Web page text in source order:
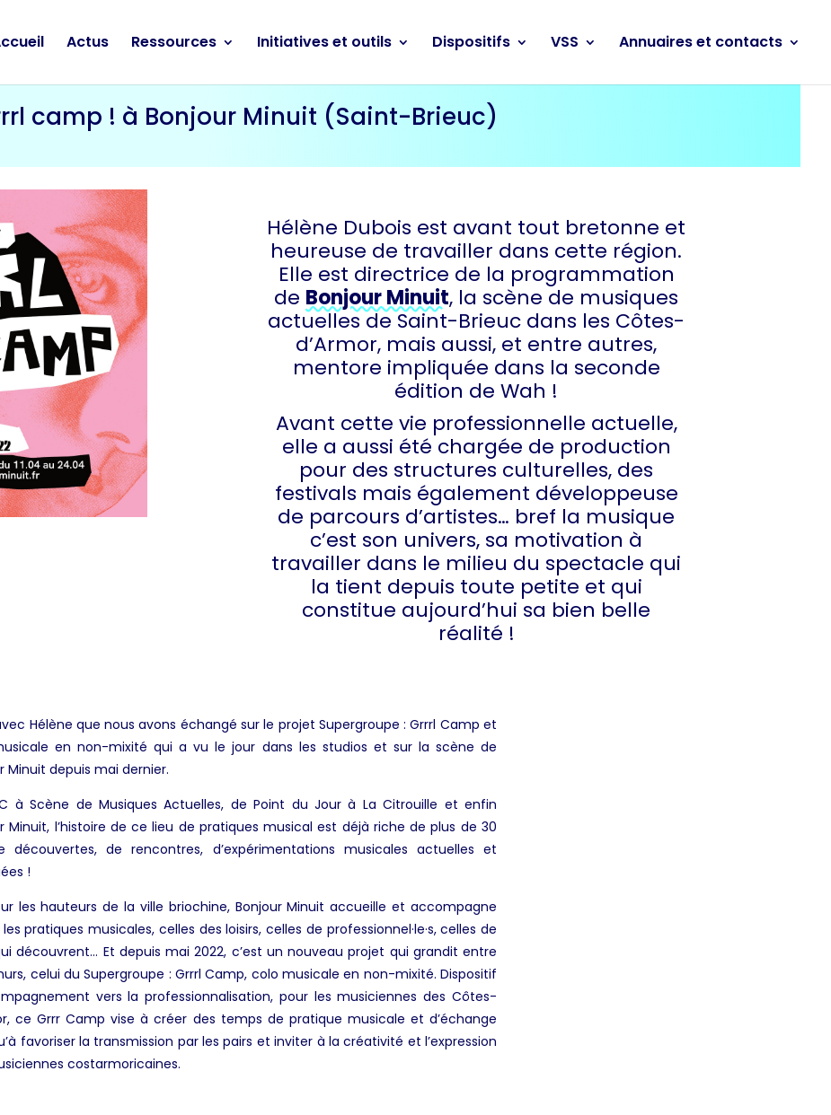
Actus Ressources Initiatives et outils Dispositifs VSS Annuaires et contacts
camp ! à Bonjour Minuit (Saint-Brieuc)
Hélène Dubois est avant tout bretonne et
heureuse de travailler dans cette région.
Elle est directrice de la programmation
de Bonjour Minuit, la scène de musiques
actuelles de Saint-Brieuc dans les Côtes-
d’Armor, mais aussi, et entre autres,
mentore impliquée dans la seconde
édition de Wah !
Avant cette vie professionnelle actuelle,
elle a aussi été chargée de production
pour des structures culturelles, des
festivals mais également développeuse
de parcours d’artistes… bref la musique
c’est son univers, sa motivation à
travailler dans le milieu du spectacle qui
la tient depuis toute petite et qui
constitue aujourd’hui sa bien belle
réalité !
Hélène que nous avons échangé sur le projet Supergroupe : Grrrl Camp et
en non-mixité qui a vu le jour dans les studios et sur la scène de
Minuit depuis mai dernier.
à Scène de Musiques Actuelles, de Point du Jour à La Citrouille et enfin
Minuit, l’histoire de ce lieu de pratiques musical est déjà riche de plus de 30
découvertes, de rencontres, d’expérimentations musicales actuelles et
!
les hauteurs de la ville briochine, Bonjour Minuit accueille et accompagne
pratiques musicales, celles des loisirs, celles de professionnel·le·s, celles de
découvrent… Et depuis mai 2022, c’est un nouveau projet qui grandit entre
celui du Supergroupe : Grrrl Camp, colo musicale en non-mixité. Dispositif
vers la professionnalisation, pour les musiciennes des Côtes-
ce Grrr Camp vise à créer des temps de pratique musicale et d’échange
favoriser la transmission par les pairs et inviter à la créativité et l’expression
costarmoricaines.